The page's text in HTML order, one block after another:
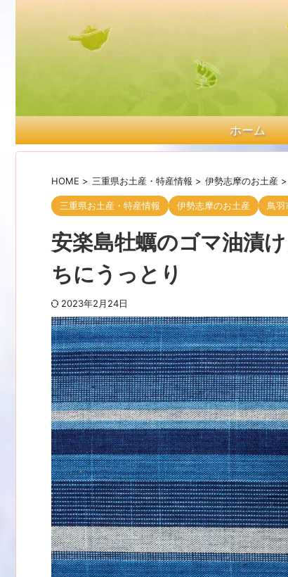
ホーム
HOME > 三重県お土産・特産情報 > 伊勢志摩のお土産 >
三重県お土産・特産情報 伊勢志摩のお土産 鳥羽
安楽島牡蠣のゴマ油漬
ちにうっとり
2023年2月24日